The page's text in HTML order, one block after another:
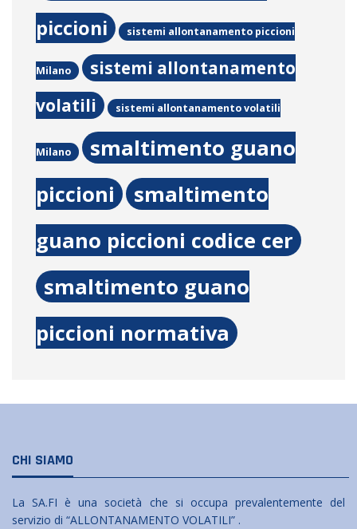
piccioni
sistemi allontanamento piccioni
Milano
sistemi allontanamento
volatili
sistemi allontanamento volatili
Milano
smaltimento guano
piccioni
smaltimento
guano piccioni codice cer
smaltimento guano
piccioni normativa
CHI SIAMO
La SA.FI è una società che si occupa prevalentemente del
servizio di “ALLONTANAMENTO VOLATILI” .